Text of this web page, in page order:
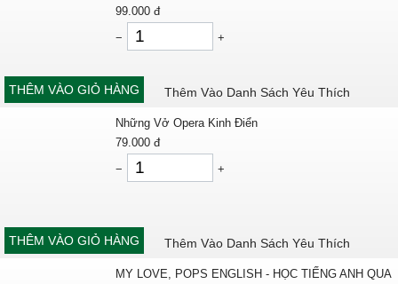
99.000 đ
−
+
THÊM VÀO GIỎ HÀNG Thêm Vào Danh Sách Yêu Thích
Những Vở Opera Kinh Điển
79.000 đ
−
+
THÊM VÀO GIỎ HÀNG Thêm Vào Danh Sách Yêu Thích
MY LOVE, POPS ENGLISH - HỌC TIẾNG ANH QUA